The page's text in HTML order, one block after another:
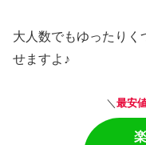
大人数でもゆったり
せますよ♪
＼ 最安